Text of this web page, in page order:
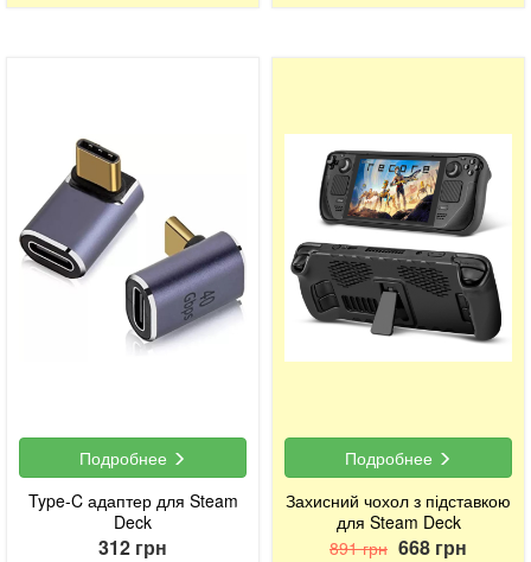
Подробнее
Type-C адаптер для Steam
Deck
312 грн
Подробнее
Захисний чохол з підставкою
для Steam Deck
891 грн 668 грн